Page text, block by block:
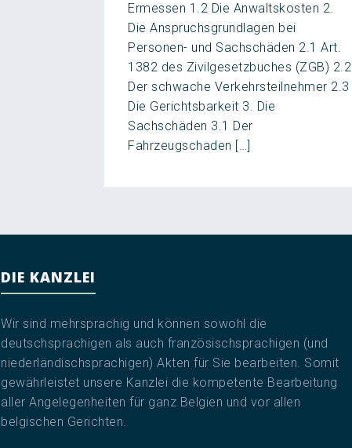
Ermessen 1.2 Die Anwaltskosten 2.
Die Anspruchsgrundlagen bei
Personen- und Sachschäden 2.1 Art.
1382 des Zivilgesetzbuches (ZGB) 2.2
Der schwache Verkehrsteilnehmer 2.3
Die Gerichtsbarkeit 3. Die
Sachschäden 3.1 Der
Fahrzeugschaden […]
DIE KANZLEI
Wir sind mehrsprachig und können sowohl die
deutschsprachigen als auch französischsprachigen (und
niederländischsprachigen) Akten für Sie bearbeiten. Somit
gewährleistet unsere Kanzlei die kompetente Bearbeitung
aller Angelegenheiten für ganz Belgien und vor allen
belgischen Gerichten.